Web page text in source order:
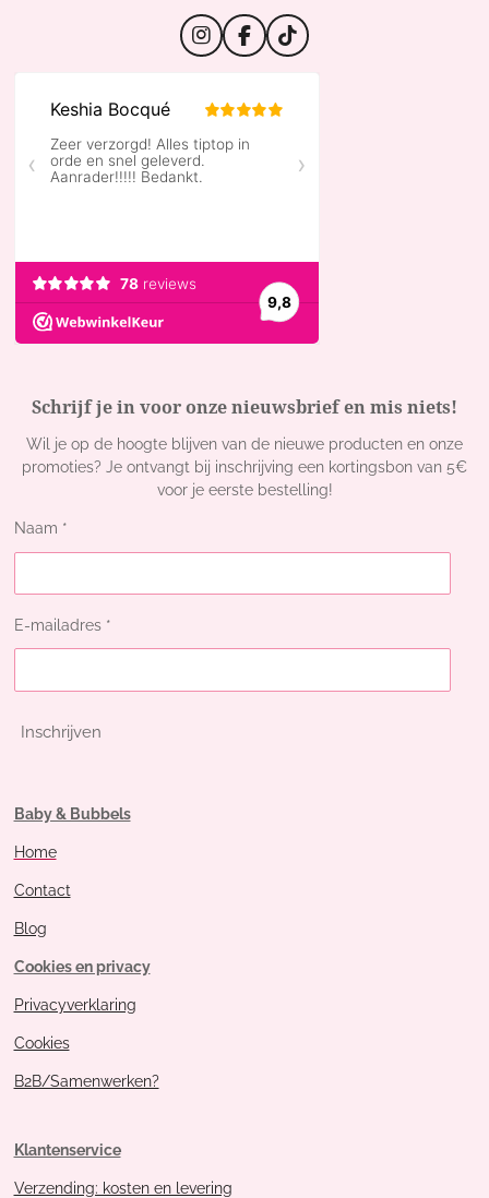
I
n
t
a
g
r
a
F
a
e
b
o
T
i
Schrijf je in voor onze nieuwsbrief en mis niets!
Wil je op de hoogte blijven van de nieuwe producten en onze
promoties? Je ontvangt bij inschrijving een kortingsbon van 5€
voor je eerste bestelling!
Naam *
E-mailadres *
Inschrijven
Baby & Bubbels
Home
Contact
Blog
Cookies en privacy
Privacyverklaring
Cookies
B2B/Samenwerken?
Klantenservice
Verzending: kosten en levering